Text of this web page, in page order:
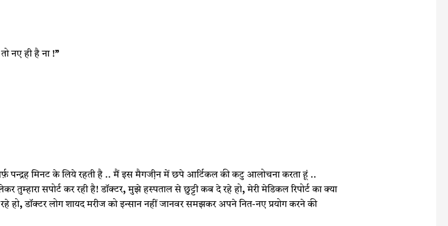
नए ही है ना !”
पन्‍द्रह मिनट के लिये रहती है .. मैं इस मैगजी़न में छपे आर्टिकल की कटु आलोचना करता हूं ..
तुम्‍हारा सपोर्ट कर रही है! डॉक्‍टर,मुझे हस्‍पताल से छुट्टी कब दे रहे हो,मेरी मेडिकल रिपोर्ट का क्‍या
हो,डॉक्‍टर लोग शायद मरीज को इन्‍सान नहीं जानवर समझकर अपने नित-नए प्रयोग करने की